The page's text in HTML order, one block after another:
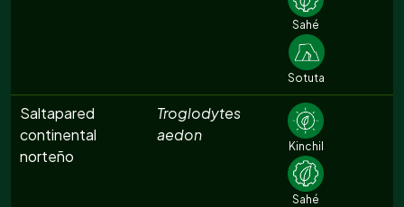
Sahé
Sotuta
Saltapared
continental
norteño
Troglodytes
aedon
Kinchil
Sahé